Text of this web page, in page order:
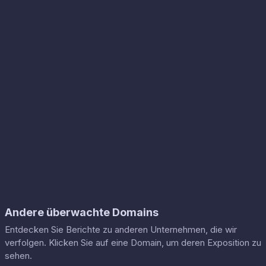
Andere überwachte Domains
Entdecken Sie Berichte zu anderen Unternehmen, die wir
verfolgen. Klicken Sie auf eine Domain, um deren Exposition zu
sehen.